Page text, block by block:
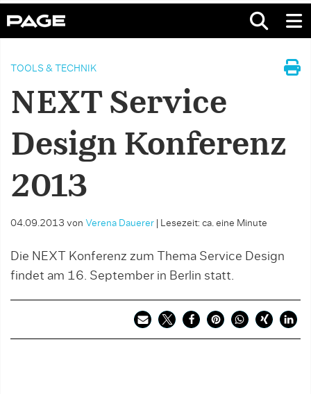
TOOLS & TECHNIK
NEXT Service
Design Konferenz
2013
04.09.2013 von Verena Dauerer Lesezeit: ca. eine Minute
Die NEXT Konferenz zum Thema Service Design
findet am 16. September in Berlin statt.